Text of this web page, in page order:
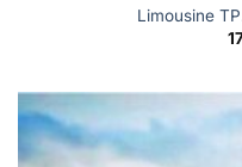
Limousine